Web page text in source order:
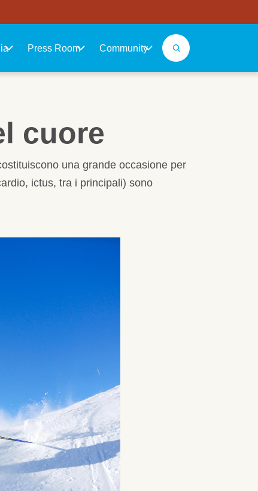
Press Room Community
cuore
una grande occasione per
ictus, tra i principali) sono